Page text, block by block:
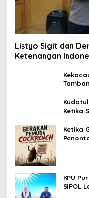
Listyo Sigit dan
Ketenangan
Ketika
Ketika
KPU
SIPOL